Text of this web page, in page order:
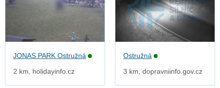
JONAS PARK Ostružná
2 km, holidayinfo.cz
Ostružná
3 km, dopravniinfo.gov.cz